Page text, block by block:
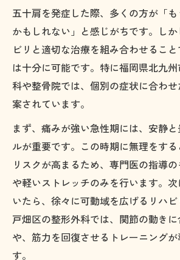
五十肩を発症した際、多くの方が「
かもしれない」と感じがちです。し
ビリと適切な治療を組み合わせるこ
は十分に可能です。特に福岡県北九
科や整骨院では、個別の症状に合わ
案されています。
まず、痛みが強い急性期には、安静
ルが重要です。この時期に無理をす
リスクが高まるため、専門医の指導
や軽いストレッチのみを行います。
いたら、徐々に可動域を広げるリハビ
戸畑区の整形外科では、関節の動き
や、筋力を回復させるトレーニング
す。